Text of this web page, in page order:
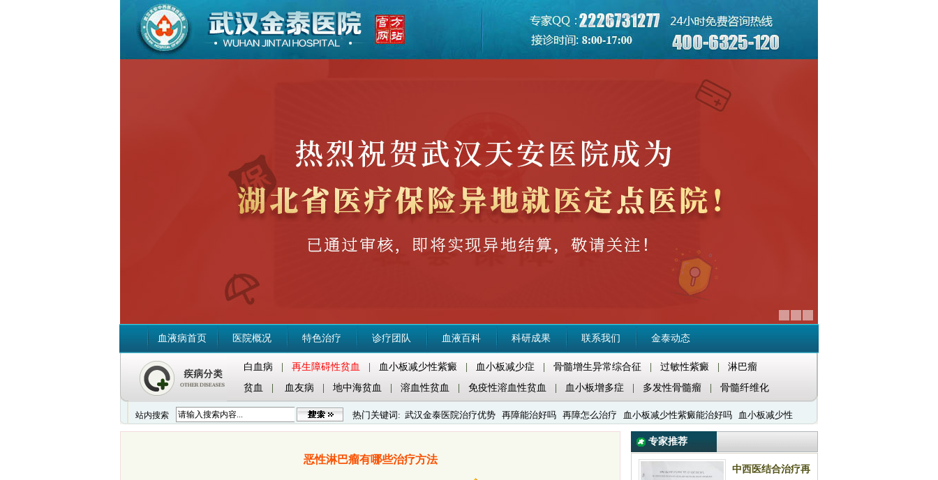
血液病首页 医院概况 特色治疗 诊疗团队 血液百科 科研成果 联系我们 金泰动态
白血病 再生障碍性贫血 血小板减少性紫癜 血小板减少症 骨髓增生异常综合征 过敏性紫癜
淋巴瘤
贫血
血友病 地中海贫血 溶血性贫血 免疫性溶血性贫血 血小板增多症 多发性骨髓瘤 骨髓纤维化
站内搜索 热门关键词: 武汉金泰医院治疗优势 再障能治好吗 再障怎么治疗 血小板减少性紫癜能治好吗 血小板减少性
恶性淋巴瘤有哪些治疗方法
专家推荐
中西医结合治疗再